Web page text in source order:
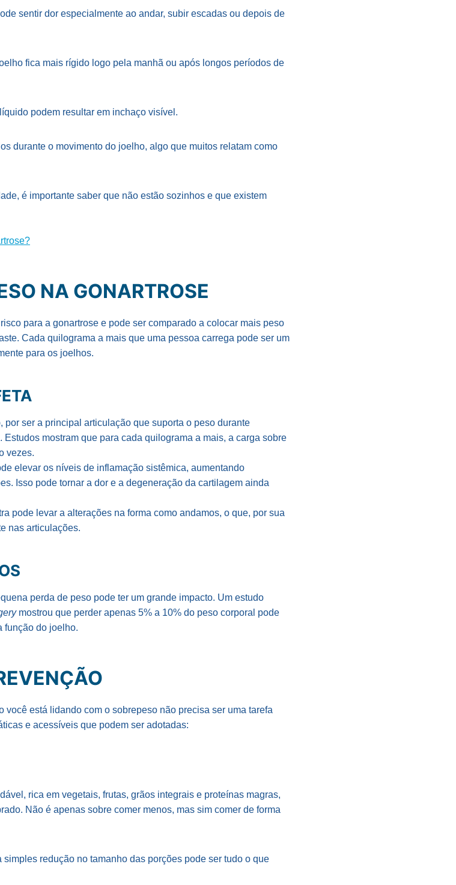
sentir dor especialmente ao andar, subir escadas ou depois de
fica mais rígido logo pela manhã ou após longos períodos de
podem resultar em inchaço visível.
durante o movimento do joelho, algo que muitos relatam como
é importante saber que não estão sozinhos e que existem
NA GONARTROSE
para a gonartrose e pode ser comparado a colocar mais peso
Cada quilograma a mais que uma pessoa carrega pode ser um
para os joelhos.
por ser a principal articulação que suporta o peso durante
mostram que para cada quilograma a mais, a carga sobre
vezes.
elevar os níveis de inflamação sistêmica, aumentando
Isso pode tornar a dor e a degeneração da cartilagem ainda
pode levar a alterações na forma como andamos, o que, por sua
nas articulações.
perda de peso pode ter um grande impacto. Um estudo
mostrou que perder apenas 5% a 10% do peso corporal pode
função do joelho.
você está lidando com o sobrepeso não precisa ser uma tarefa
e acessíveis que podem ser adotadas:
rica em vegetais, frutas, grãos integrais e proteínas magras,
Não é apenas sobre comer menos, mas sim comer de forma
simples redução no tamanho das porções pode ser tudo o que